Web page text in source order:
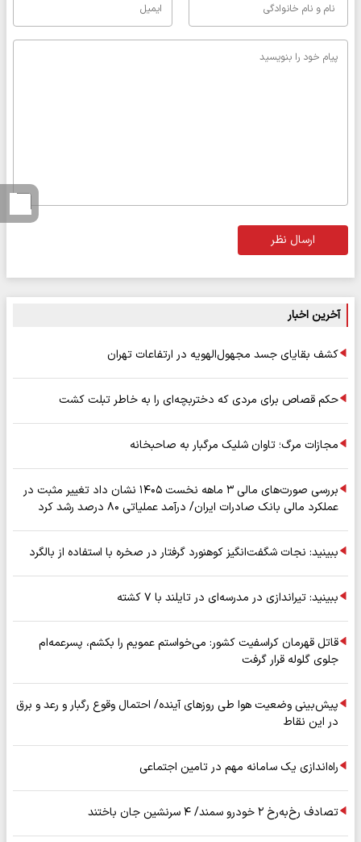
ارسال نظر
آخرین اخبار
کشف بقایای جسد مجهول‌الهویه در ارتفاعات تهران
حکم قصاص برای مردی که دختربچه‌ای را به خاطر تبلت کشت
مجازات مرگ؛ تاوان شلیک مرگبار به صاحبخانه
بررسی صورت‌های مالی ۳ ماهه نخست ۱۴۰۵ نشان داد تغییر مثبت در
عملکرد مالی بانک صادرات ایران/ درآمد عملیاتی ۸۰ درصد رشد کرد
ببینید: نجات شگفت‌انگیز کوهنورد گرفتار در صخره با استفاده از بالگرد
ببینید: تیراندازی در مدرسه‌ای در تایلند با ۷ کشته
قاتل قهرمان کراسفیت کشور: می‌خواستم عمویم را بکشم، پسرعمه‌ام
جلوی گلوله قرار گرفت
پیش‌بینی وضعیت هوا طی روزهای آینده/ احتمال وقوع رگبار و رعد و برق
در این نقاط
راه‌اندازی یک سامانه مهم در تامین اجتماعی
تصادف رخ‌به‌رخ ۲ خودرو سمند/ ۴ سرنشین جان باختند